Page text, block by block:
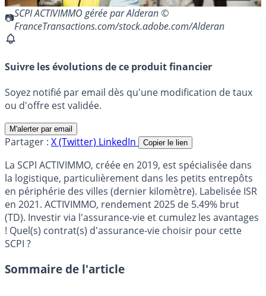
SCPI ACTIVIMMO gérée par Alderan ©
FranceTransactions.com/stock.adobe.com/Alderan
Suivre les évolutions de ce produit financier
Soyez notifié par email dès qu'une modification de taux
ou d'offre est validée.
M'alerter par email
Partager : X (Twitter) LinkedIn Copier le lien
La SCPI ACTIVIMMO, créée en 2019, est spécialisée dans
la logistique, particulièrement dans les petits entrepôts
en périphérie des villes (dernier kilomètre). Labelisée ISR
en 2021. ACTIVIMMO, rendement 2025 de 5.49% brut
(TD). Investir via l'assurance-vie et cumulez les avantages
! Quel(s) contrat(s) d'assurance-vie choisir pour cette
SCPI ?
Sommaire de l'article